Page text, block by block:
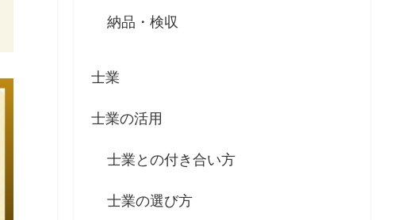
納品・検収
士業
士業の活用
士業との付き合い方
士業の選び方